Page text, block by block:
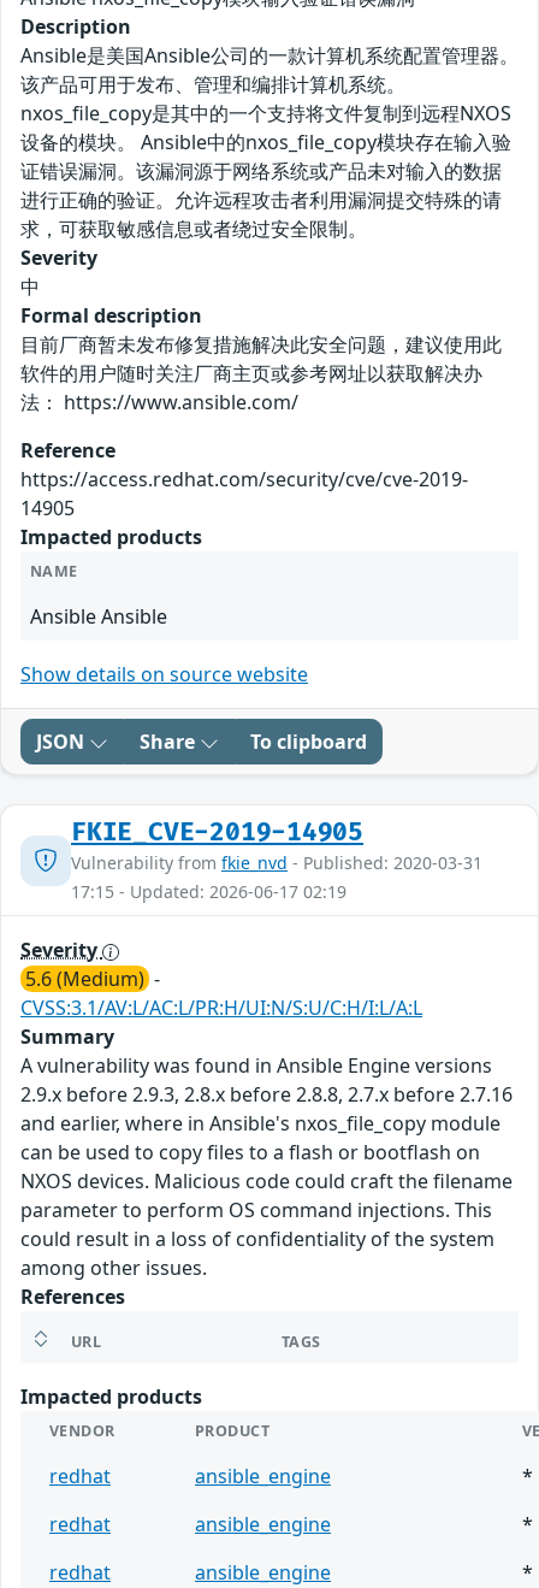
Description
Ansible是美国Ansible公司的一款计算机系统配置管理器。
该产品可用于发布、管理和编排计算机系统。
nxos_file_copy是其中的一个支持将文件复制到远程NXOS
设备的模块。 Ansible中的nxos_file_copy模块存在输入验
证错误漏洞。该漏洞源于网络系统或产品未对输入的数据
进行正确的验证。允许远程攻击者利用漏洞提交特殊的请
求，可获取敏感信息或者绕过安全限制。
Severity
中
Formal description
目前厂商暂未发布修复措施解决此安全问题，建议使用此
软件的用户随时关注厂商主页或参考网址以获取解决办
法： https://www.ansible.com/
Reference
https://access.redhat.com/security/cve/cve-2019-
14905
Impacted products
NAME
Ansible Ansible
Show details on source website
JSON Share To clipboard
FKIE_CVE-2019-14905
Vulnerability from fkie_nvd - Published: 2020-03-31
17:15 - Updated: 2026-06-17 02:19
Severity
5.6 (Medium) -
CVSS:3.1/AV:L/AC:L/PR:H/UI:N/S:U/C:H/I:L/A:L
Summary
A vulnerability was found in Ansible Engine versions
2.9.x before 2.9.3, 2.8.x before 2.8.8, 2.7.x before 2.7.16
and earlier, where in Ansible's nxos_file_copy module
can be used to copy files to a flash or bootflash on
NXOS devices. Malicious code could craft the filename
parameter to perform OS command injections. This
could result in a loss of confidentiality of the system
among other issues.
References
URL TAGS
Impacted products
VENDOR PRODUCT
redhat ansible_engine
*
redhat
ansible_engine
*
redhat
ansible_engine
*